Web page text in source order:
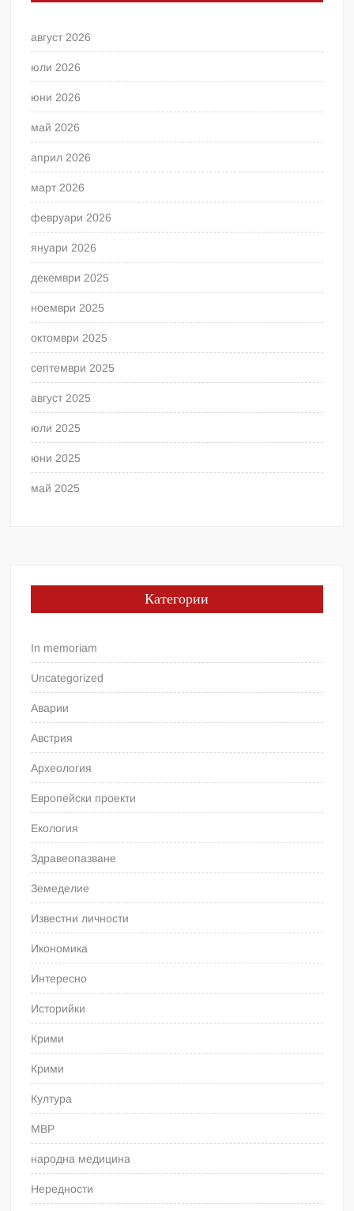
август 2026
юли 2026
юни 2026
май 2026
април 2026
март 2026
февруари 2026
януари 2026
декември 2025
ноември 2025
октомври 2025
септември 2025
август 2025
юли 2025
юни 2025
май 2025
Категории
In memoriam
Uncategorized
Аварии
Австрия
Археология
Европейски проекти
Екология
Здравеопазване
Земеделие
Известни личности
Икономика
Интересно
Историйки
Крими
Крими
Култура
МВР
народна медицина
Нередности